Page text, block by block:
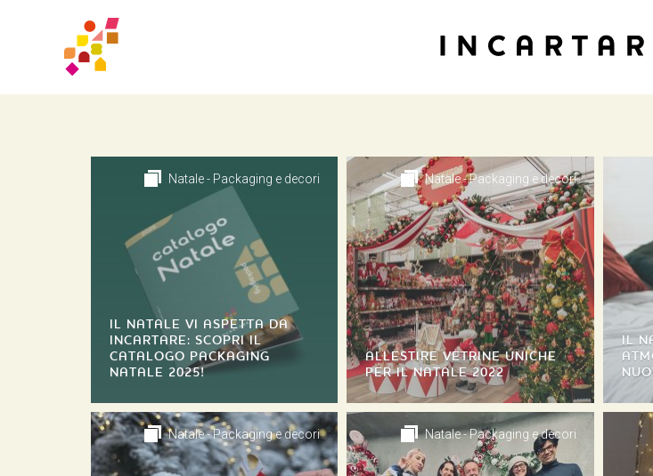
IL NATALE VI ASPETTA DA
INCARTARE: SCOPRI IL
CATALOGO PACKAGING
NATALE 2025!
Natale - Packaging e decori
ALLESTIRE VETRINE UNICHE
PER IL NATALE 2022
Natale - Packaging e decori
IL
Natale - Packaging e decori Natale - Packaging e decori